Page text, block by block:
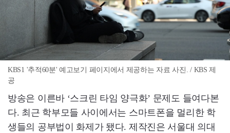
KBS1 '추적60분' 예고보기 페이지에서 제공하는 자료 사진. / KBS 제
공
방송은 이른바 ‘스크린 타임 양극화’ 문제도 들여다본
다. 최근 학부모들 사이에서는 스마트폰을 멀리한 학
생들의 공부법이 화제가 됐다. 제작진은 서울대 의대